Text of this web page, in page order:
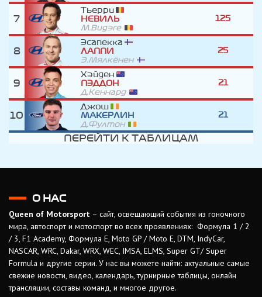
7
Тьерри
НЕВИЛЬ
М.Видэге
125
8
Эсапекка
ЛАППИ
Э.Мялкёнен
25
9
Хэйден
ПЭДДОН
Д.Кеннард
21
10
Джош
МАКЕРЛИН
Д.Фултон
21
ПЕРЕЙТИ К ТАБЛИЦАМ
О НАС
Queen of Motorsport – сайт, освещающий события из гоночного
мира, автоспорт и мотоспорт во всех проявлениях: Формула 1 / 2
/ 3, F1 Academy, Формула Е, Moto GP / Moto E, DTM, IndyCar,
NASCAR, WRC, Dakar, WRX, WEC, IMSA, ELMS, Super GT/ Super
Formula и другие серии. У нас вы можете найти: актуальные самые
свежие новости, видео, календарь, турнирные таблицы, онлайн
трансляции, составы команд, и многое другое.